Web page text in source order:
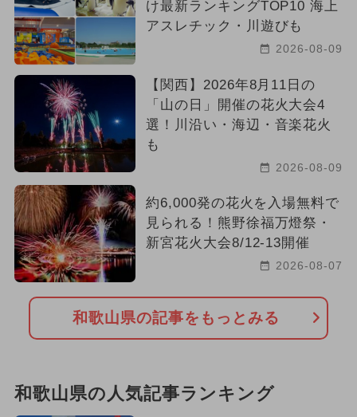
け最新ランキングTOP10 海上
アスレチック・川遊びも
2026-08-09
【関西】2026年8月11日の
「山の日」開催の花火大会4
選！川沿い・海辺・音楽花火
も
2026-08-09
約6,000発の花火を入場無料で
見られる！熊野徐福万燈祭・
新宮花火大会8/12-13開催
2026-08-07
和歌山県の記事をもっとみる
和歌山県の人気記事ランキング